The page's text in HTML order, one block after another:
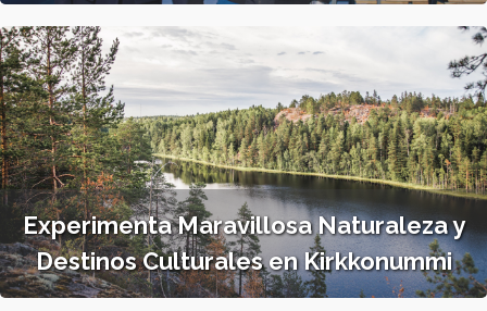
Experimenta Maravillosa Naturaleza y
Destinos Culturales en Kirkkonummi